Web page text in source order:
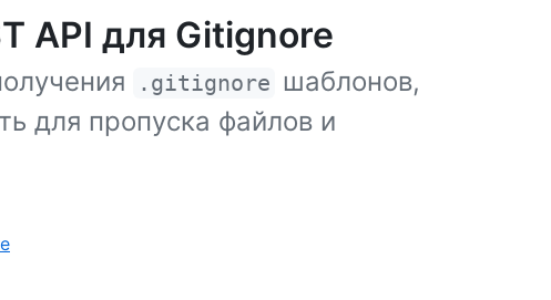
API для Gitignore
.gitignore шаблонов,
для пропуска файлов и